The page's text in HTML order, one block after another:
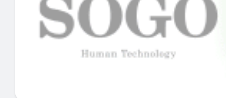
INICIO
EMPRESAS
GUÍA DE COMPRA